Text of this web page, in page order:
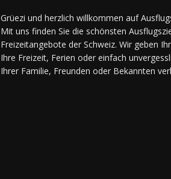
Grüezi und herzlich willkommen auf
Mit uns finden Sie die schönsten
Freizeitangebote der Schweiz. Wir geben
Ihre Freizeit, Ferien oder einfach
Ihrer Familie, Freunden oder Bekannten